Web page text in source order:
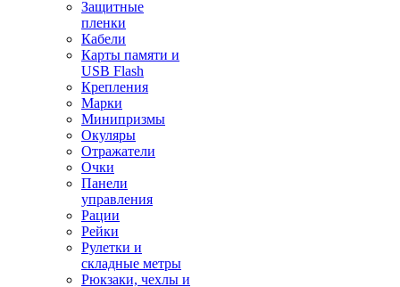
Защитные
пленки
Кабели
Карты памяти и
USB Flash
Крепления
Марки
Минипризмы
Окуляры
Отражатели
Очки
Панели
управления
Рации
Рейки
Рулетки и
складные метры
Рюкзаки, чехлы и